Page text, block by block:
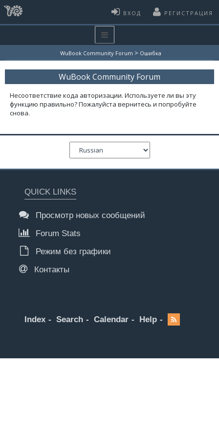
ВХОД РЕГИСТРАЦИЯ
WuBook Community Forum > Ошибка
WuBook Community Forum
Несоответствие кода авторизации. Используете ли вы эту
функцию правильно? Пожалуйста вернитесь и попробуйте
снова.
QUICK LINKS
Просмотр новых сообщений
Forum Stats
Режим без графики
Контакты
Index Search Calendar Help